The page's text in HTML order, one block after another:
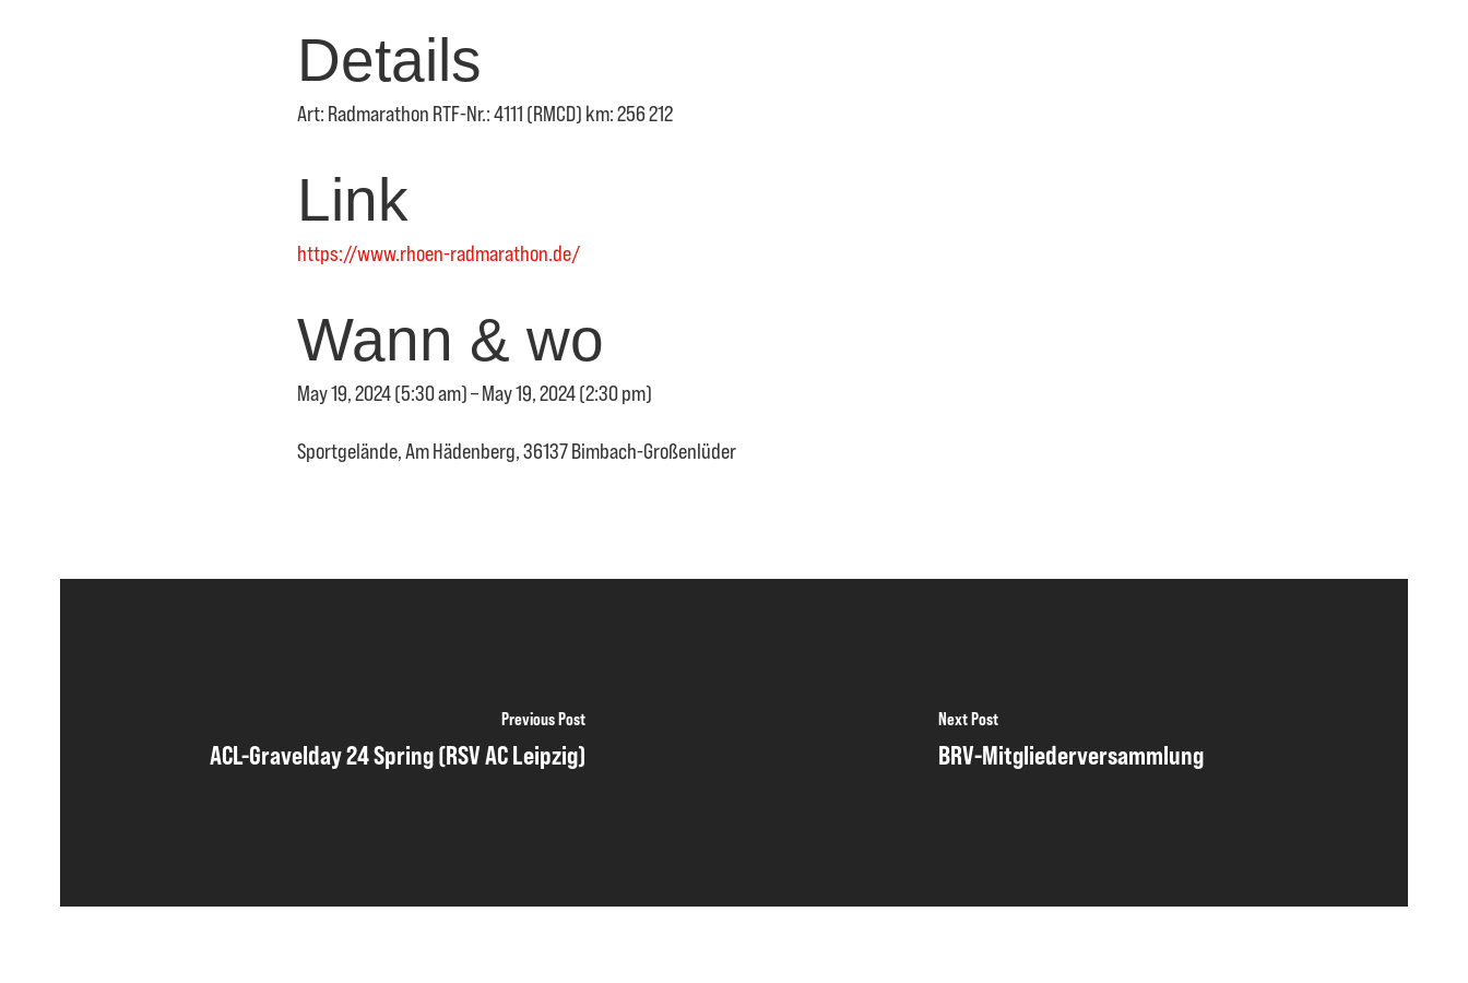
Details
Art: Radmarathon RTF-Nr.: 4111 (RMCD) km: 256 212
Link
https://www.rhoen-radmarathon.de/
Wann & wo
May 19, 2024 (5:30 am) – May 19, 2024 (2:30 pm)
Sportgelände, Am Hädenberg, 36137 Bimbach-Großenlüder
Previous Post
ACL-Gravelday 24 Spring (RSV AC Leipzig)
Next Post
BRV-Mitgliederversammlung